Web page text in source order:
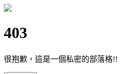
403
很抱歉，這是一個私密的部落格!!